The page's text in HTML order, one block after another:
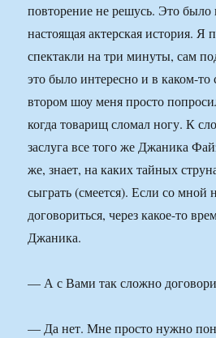
повторение не решусь. Это было
настоящая актерская история.
спектакли на три минуты, сам
это было интересно и в каком-
втором шоу меня просто
когда товарищ сломал ногу. К
заслуга все того же Джаника
же, знает, на каких тайных
сыграть (смеется). Если со мной
договориться, через какое-то
Джаника.
— А с Вами так сложно
— Да нет. Мне просто нужно